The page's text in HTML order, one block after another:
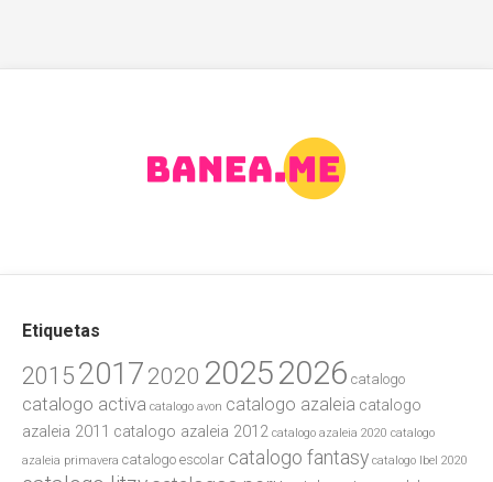
Etiquetas
2015 2017 2020 20252026 catalogo
catalogo activa catalogo avon catalogo azaleia catalogo
azaleia 2011 catalogo azaleia 2012 catalogo azaleia 2020 catalogo
azaleia primavera catalogo escolar catalogo fantasy catalogo lbel 2020